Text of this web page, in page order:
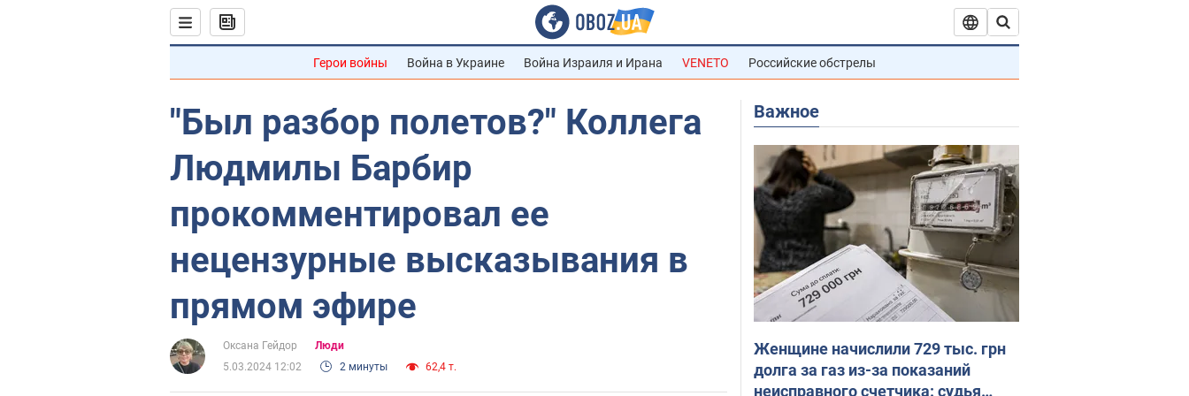
Герои войны Война в Украине Война Израиля и Ирана VENETO Российские обстрелы
"Был разбор полетов?" Коллега
Людмилы Барбир
прокомментировал ее
нецензурные высказывания в
прямом эфире
Оксана Гейдор
Люди
5.03.2024 12:02
2 минуты 62,4 т.
Важное
Женщине начислили 729 тыс. грн
долга за газ из-за показаний
неисправного счетчика: судья